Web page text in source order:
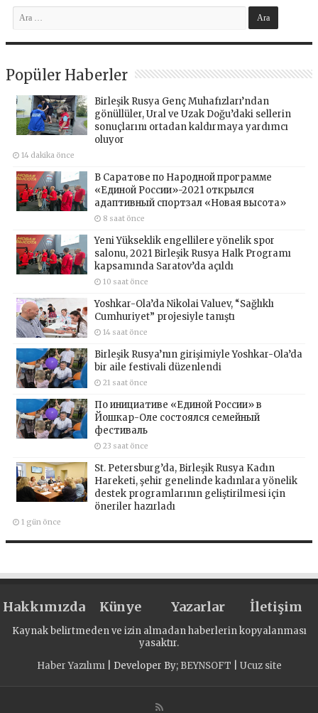
Popüler Haberler
Birleşik Rusya Genç Muhafızları’ndan
gönüllüler, Ural ve Uzak Doğu’daki sellerin
sonuçlarını ortadan kaldırmaya yardımcı
oluyor
14 dakika önce
В Саратове по Народной программе
«Единой России»-2021 открылся
адаптивный спортзал «Новая высота»
8 saat önce
Yeni Yükseklik engellilere yönelik spor
salonu, 2021 Birleşik Rusya Halk Programı
kapsamında Saratov’da açıldı
10 saat önce
Yoshkar-Ola’da Nikolai Valuev, “Sağlıklı
Cumhuriyet” projesiyle tanıştı
14 saat önce
Birleşik Rusya’nın girişimiyle Yoshkar-Ola’da
bir aile festivali düzenlendi
21 saat önce
По инициативе «Единой России» в
Йошкар-Оле состоялся семейный
фестиваль
23 saat önce
St. Petersburg’da, Birleşik Rusya Kadın
Hareketi, şehir genelinde kadınlara yönelik
destek programlarının geliştirilmesi için
öneriler hazırladı
1 gün önce
Hakkımızda Künye Yazarlar İletişim
Kaynak belirtmeden ve izin almadan haberlerin kopyalanması
yasaktır.
Haber Yazılımı| Developer By; BEYNSOFT Ucuz site